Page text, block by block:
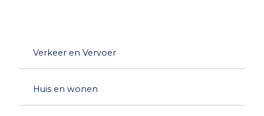
Verkeer en Vervoer
Huis en wonen